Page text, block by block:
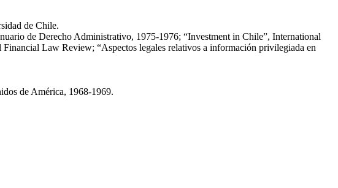
de Chile.
de Derecho Administrativo, 1975-1976; “Investment in Chile”, International
Law Review; “Aspectos legales relativos a información privilegiada en
de América, 1968-1969.